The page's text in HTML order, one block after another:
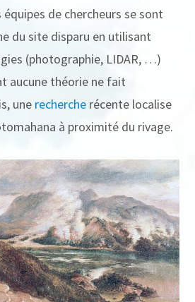
de chercheurs se sont
du site disparu en utilisant
(photographie, LIDAR, …)
aucune théorie ne fait
une recherche récente localise
à proximité du rivage.